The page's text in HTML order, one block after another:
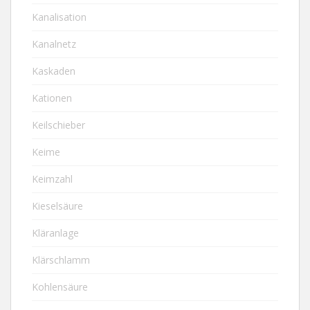
Kanalisation
Kanalnetz
Kaskaden
Kationen
Keilschieber
Keime
Keimzahl
Kieselsäure
Kläranlage
Klärschlamm
Kohlensäure